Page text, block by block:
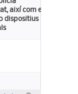
així com el
dispositius